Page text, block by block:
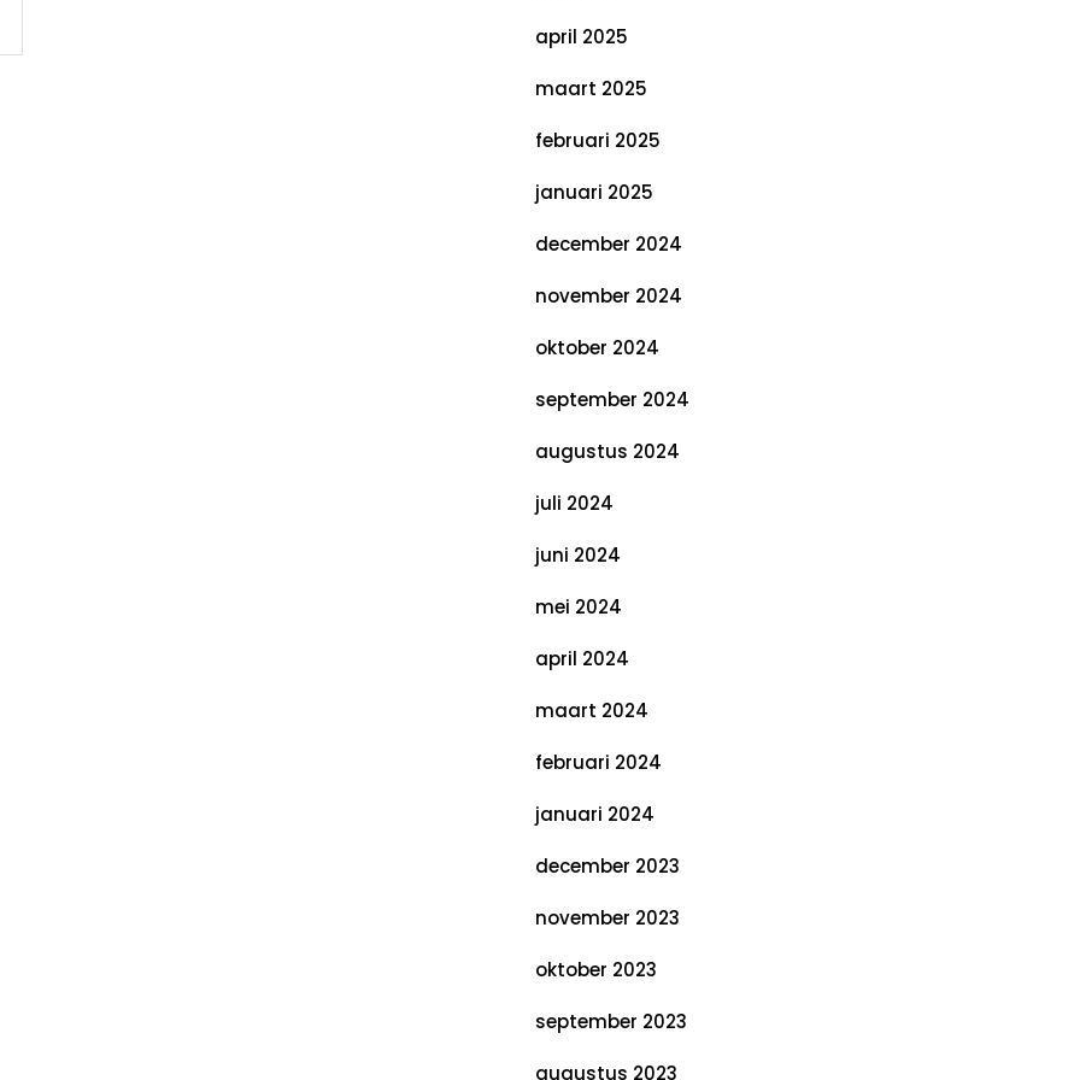
april 2025
maart 2025
februari 2025
januari 2025
december 2024
november 2024
oktober 2024
september 2024
augustus 2024
juli 2024
juni 2024
mei 2024
april 2024
maart 2024
februari 2024
januari 2024
december 2023
november 2023
oktober 2023
september 2023
augustus 2023